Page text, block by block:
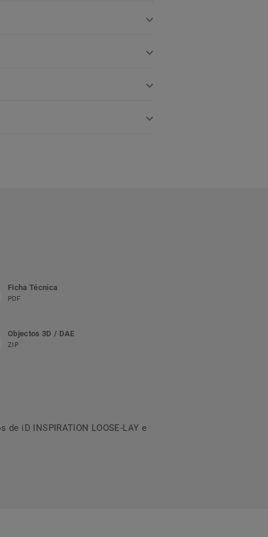
Ficha Técnica
PDF
Objectos 3D / DAE
ZIP
iD INSPIRATION LOOSE-LAY e